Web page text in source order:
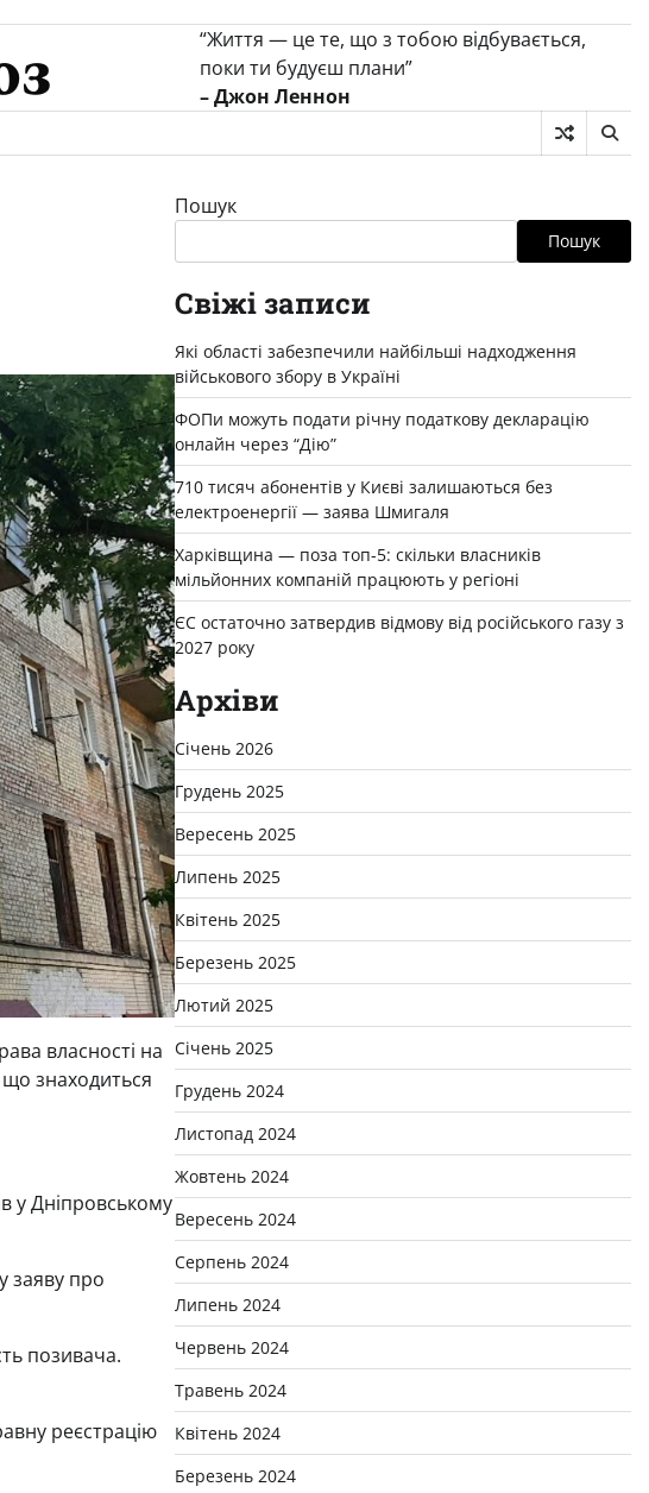
“Життя — це те, що з тобою відбувається,
поки ти будуєш плани”
– Джон Леннон
власності на
знаходиться
у Дніпровському
заяву про
позивача.
реєстрацію
Пошук
Пошук
Свіжі записи
Які області забезпечили найбільші надходження
військового збору в Україні
ФОПи можуть подати річну податкову декларацію
онлайн через “Дію”
710 тисяч абонентів у Києві залишаються без
електроенергії — заява Шмигаля
Харківщина — поза топ-5: скільки власників
мільйонних компаній працюють у регіоні
ЄС остаточно затвердив відмову від російського газу з
2027 року
Архіви
Січень 2026
Грудень 2025
Вересень 2025
Липень 2025
Квітень 2025
Березень 2025
Лютий 2025
Січень 2025
Грудень 2024
Листопад 2024
Жовтень 2024
Вересень 2024
Серпень 2024
Липень 2024
Червень 2024
Травень 2024
Квітень 2024
Березень 2024